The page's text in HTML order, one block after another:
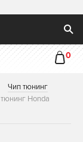
0
Чип тюнинг
Honda